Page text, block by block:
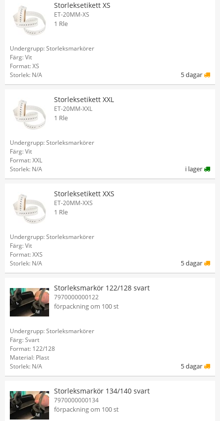
Storleksetikett XS
ET-20MM-XS
1 Rle
Undergrupp: Storleksmarkörer
Färg: Vit
Format: XS
Storlek: N/A
5 dagar
Storleksetikett XXL
ET-20MM-XXL
1 Rle
Undergrupp: Storleksmarkörer
Färg: Vit
Format: XXL
Storlek: N/A
i lager
Storleksetikett XXS
ET-20MM-XXS
1 Rle
Undergrupp: Storleksmarkörer
Färg: Vit
Format: XXS
Storlek: N/A
5 dagar
Storleksmarkör 122/128 svart
7970000000122
förpackning om 100 st
Undergrupp: Storleksmarkörer
Färg: Svart
Format: 122/128
Material: Plast
Storlek: N/A
5 dagar
Storleksmarkör 134/140 svart
7970000000134
förpackning om 100 st